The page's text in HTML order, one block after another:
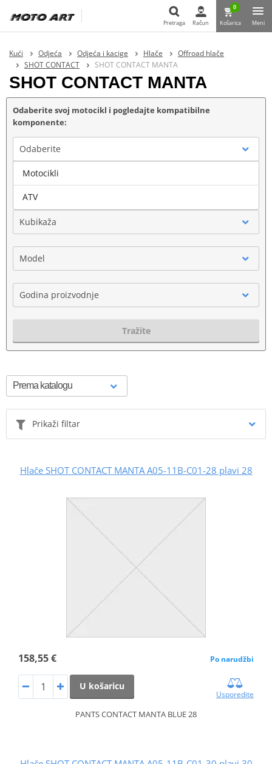
Pretraga
Pretraga Račun
0
Košarica Meni
Kući Odjeća Odjeća i kacige Hlače
Offroad hlače
SHOT CONTACT
SHOT CONTACT MANTA
SHOT CONTACT MANTA
Odaberite svoj motocikl i pogledajte kompatibilne
komponente:
Odaberite
Marka
Kubikaža
Model
Godina proizvodnje
Tražite
Prikaži filtar
Hlače SHOT CONTACT MANTA A05-11B-C01-28 plavi 28
158,55 € Po narudžbi
U košaricu
Usporedite
PANTS CONTACT MANTA BLUE 28
Motocikli
ATV